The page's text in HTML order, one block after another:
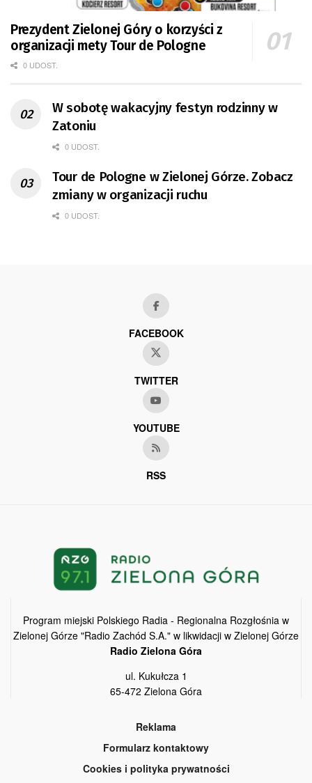
Prezydent Zielonej Góry o korzyści z
organizacji mety Tour de Pologne
0 UDOST.
W sobotę wakacyjny festyn rodzinny w
Zatoniu
0 UDOST.
Tour de Pologne w Zielonej Górze. Zobacz
zmiany w organizacji ruchu
0 UDOST.
FACEBOOK
TWITTER
YOUTUBE
RSS
Program miejski Polskiego Radia - Regionalna Rozgłośnia w
Zielonej Górze "Radio Zachód S.A." w likwidacji w Zielonej Górze
Radio Zielona Góra
ul. Kukułcza 1
65-472 Zielona Góra
Reklama
Formularz kontaktowy
Cookies i polityka prywatności